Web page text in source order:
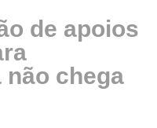
de apoios
não chega